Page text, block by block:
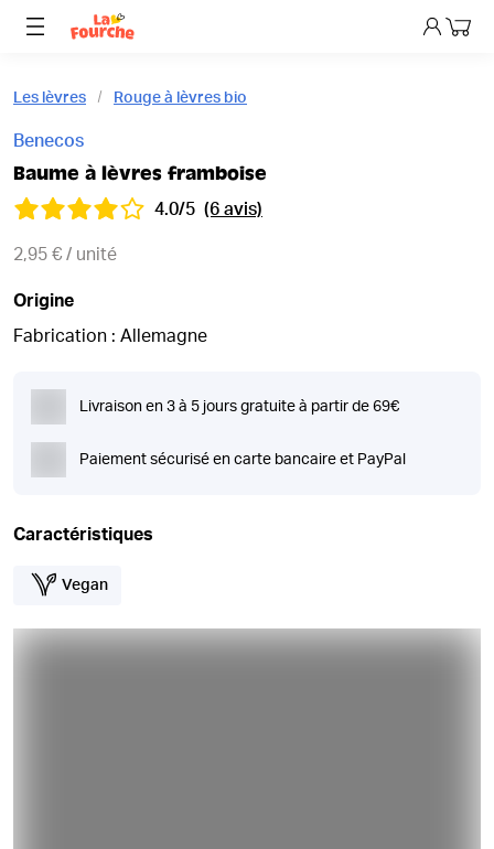
Mon
Les lèvres Rouge à lèvres bio
Benecos
Baume à lèvres framboise
4.0/5 (6 avis)
2,95 € / unité
Origine
Fabrication : Allemagne
Livraison en 3 à 5 jours gratuite à partir de 69€
Paiement sécurisé en carte bancaire et PayPal
Caractéristiques
Vegan